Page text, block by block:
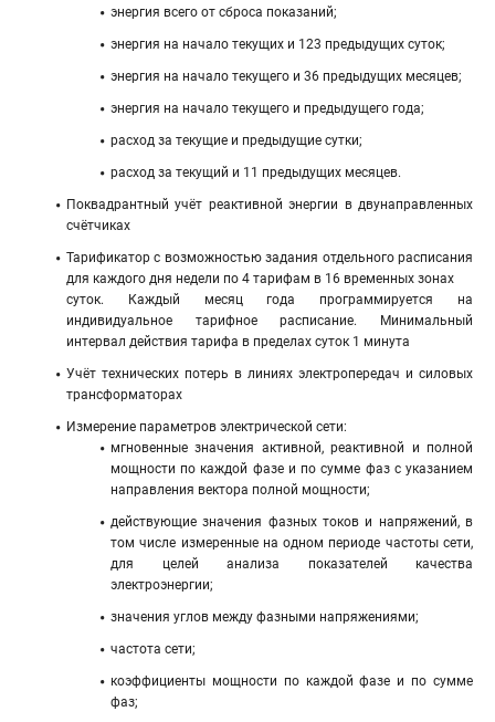
энергия всего от сброса показаний;
энергия на начало текущих и 123 предыдущих суток;
энергия на начало текущего и 36 предыдущих месяцев;
энергия на начало текущего и предыдущего года;
расход за текущие и предыдущие сутки;
расход за текущий и 11 предыдущих месяцев.
Поквадрантный учёт реактивной энергии в двунаправленных
счётчиках
Тарификатор с возможностью задания отдельного расписания
для каждого дня недели по 4 тарифам в 16 временных зонах
суток. Каждый месяц года программируется на
индивидуальное тарифное расписание. Минимальный
интервал действия тарифа в пределах суток 1 минута
Учёт технических потерь в линиях электропередач и силовых
трансформаторах
Измерение параметров электрической сети:
мгновенные значения активной, реактивной и полной
мощности по каждой фазе и по сумме фаз с указанием
направления вектора полной мощности;
действующие значения фазных токов и напряжений, в
том числе измеренные на одном периоде частоты сети,
для целей анализа показателей качества
электроэнергии;
значения углов между фазными напряжениями;
частота сети;
коэффициенты мощности по каждой фазе и по сумме
фаз;